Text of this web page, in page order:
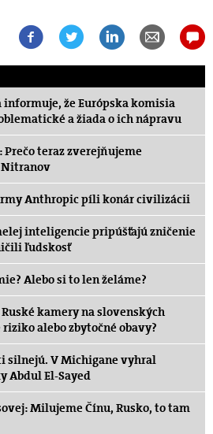
že Európska komisia
a žiada o ich nápravu
Prečo teraz zverejňujeme
Nitranov
Anthropic píli konár civilizácii
inteligencie pripúšťajú zničenie
ľudskosť
Alebo si to len želáme?
kamery na slovenských
alebo zbytočné obavy?
silnejú. V Michigane vyhral
Abdul El-Sayed
Milujeme Čínu, Rusko, to tam